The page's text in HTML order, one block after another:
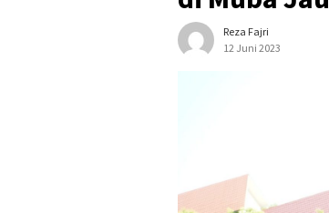
Reza Fajri
12 Juni 2023